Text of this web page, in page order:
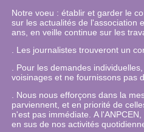
Notre voeu : établir et garder le
sur les actualités de l'association
ans, en veille continue sur les
. Les journalistes trouveront un
. Pour les demandes
voisinages et ne fournissons pas
Nous nous efforçons dans la
parviennent, et en priorité de
n'est pas immédiate. A
en sus de nos activités